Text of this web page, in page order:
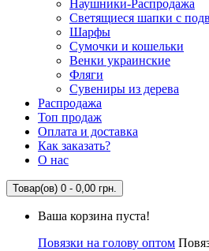
Наушники-Распродажа
Светящиеся шапки с
Шарфы
Сумочки и кошельки
Венки украинские
Фляги
Сувениры из дерева
Распродажа
Топ продаж
Оплата и доставка
Как заказать?
О нас
Товар(ов) 0 - 0,00 грн.
Ваша корзина пуста!
Повязки на голову оптом